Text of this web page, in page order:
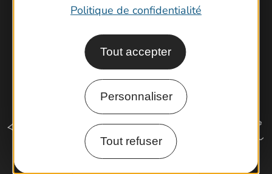
Politique de confidentialité
Tout accepter
Personnaliser
Tout refuser